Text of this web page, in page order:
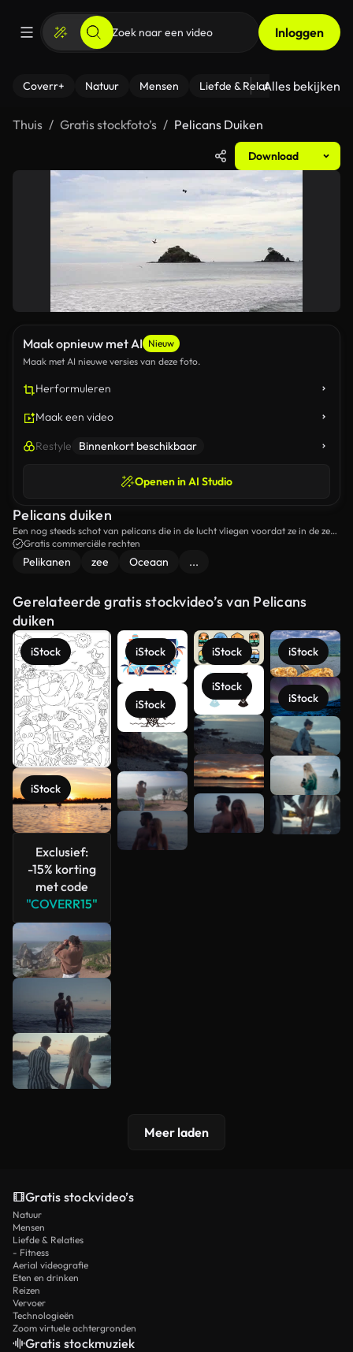
Inloggen
Coverr+ Natuur Mensen Liefde & Relaties - Fitness
Alles bekijken
Thuis Gratis stockfoto’s Pelicans Duiken
Download
Maak opnieuw met AI Nieuw
Maak met AI nieuwe versies van deze foto.
Herformuleren
Maak een video
Restyle Binnenkort beschikbaar
Openen in AI Studio
Pelicans duiken
Een nog steeds schot van pelicans die in de lucht vliegen voordat ze in de zee
duiken.
Gratis commerciële rechten
Pelikanen zee Oceaan ...
Gerelateerde gratis stockvideo’s van Pelicans
duiken
iStock
iStock
Exclusief:
-15% korting
met code
"COVERR15"
iStock
iStock
iStock
iStock
iStock
iStock
Meer
bekijken
Meer laden
Gratis stockvideo’s
Natuur
Mensen
Liefde & Relaties
- Fitness
Aerial videografie
Eten en drinken
Reizen
Vervoer
Technologieën
Zoom virtuele achtergronden
Gratis stockmuziek